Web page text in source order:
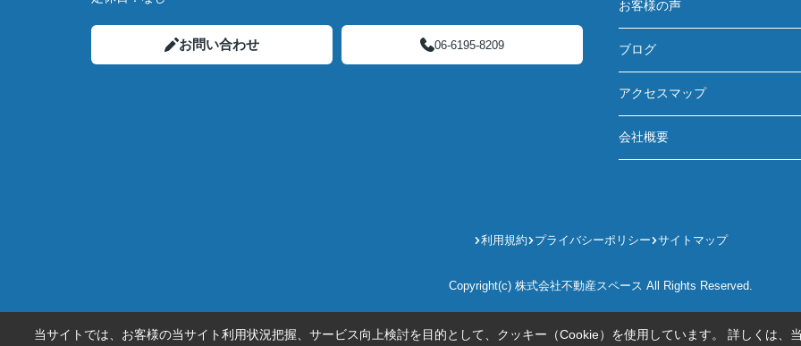
お問い合わせ 06-6195-8209
お客様の声
ブログ
アクセスマップ
会社概要
利用規約 プライバシーポリシー サイトマップ
Copyright(c) 株式会社不動産スペース All Rights Reserved.
当サイトでは、お客様の当サイト利用状況把握、サービス向上検討を目的として、クッキー（Cookie）を使用しています。 詳しくは、